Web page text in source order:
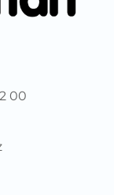
00